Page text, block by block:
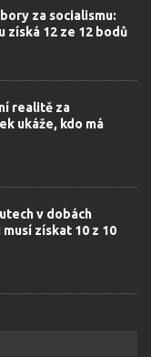
za socialismu:
získá 12 ze 12 bodů
realitě za
ukáže, kdo má
v dobách
získat 10 z 10